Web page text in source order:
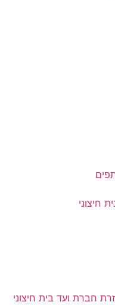
חיצוני
חברת ועד בית חיצוני